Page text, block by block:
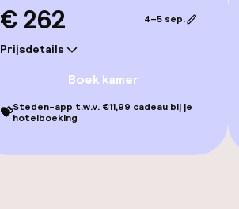
Bar
Overal rookvrij
€ 262
Prijsdetails
4–5 sep.
Boek kamer
💝Steden-app t.w.v. €11,99 cadeau bij je
hotelboeking